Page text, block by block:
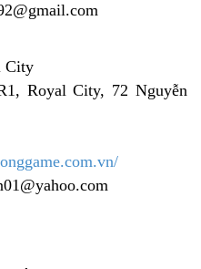
City
Royal City, 72 Nguyễn